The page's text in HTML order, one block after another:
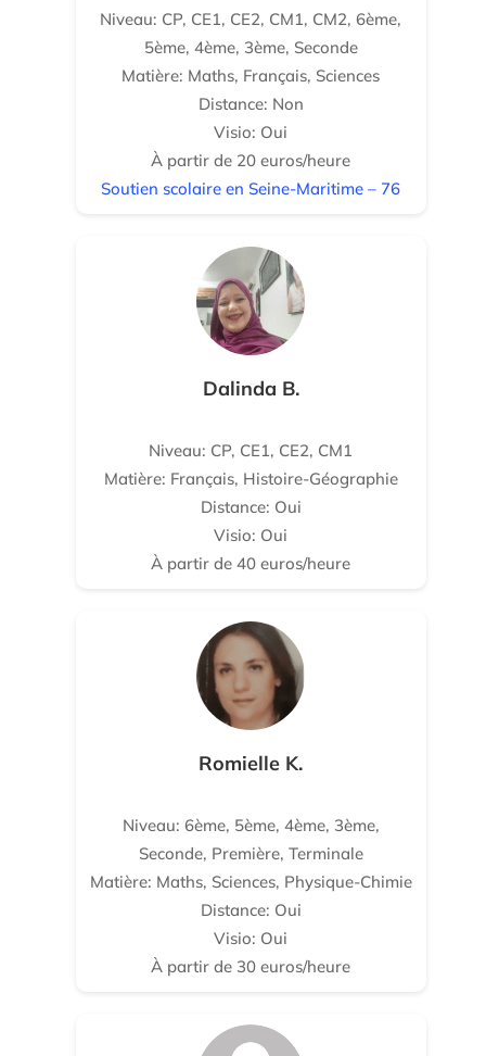
Niveau: CP, CE1, CE2, CM1, CM2, 6ème,
5ème, 4ème, 3ème, Seconde
Matière: Maths, Français, Sciences
Distance: Non
Visio: Oui
À partir de 20 euros/heure
Soutien scolaire en Seine-Maritime – 76
Dalinda B.
Niveau: CP, CE1, CE2, CM1
Matière: Français, Histoire-Géographie
Distance: Oui
Visio: Oui
À partir de 40 euros/heure
Romielle K.
Niveau: 6ème, 5ème, 4ème, 3ème,
Seconde, Première, Terminale
Matière: Maths, Sciences, Physique-Chimie
Distance: Oui
Visio: Oui
À partir de 30 euros/heure